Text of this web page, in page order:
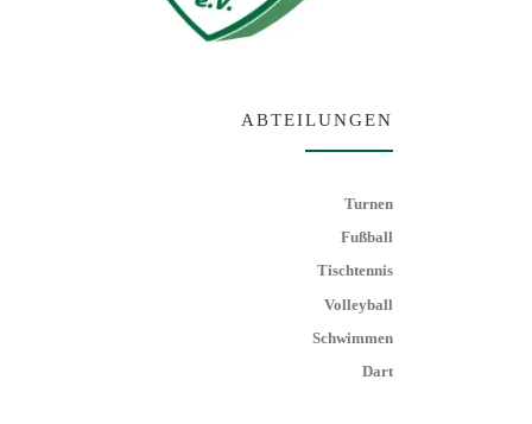
ABTEILUNGEN
Turnen
Fußball
Tischtennis
Volleyball
Schwimmen
Dart